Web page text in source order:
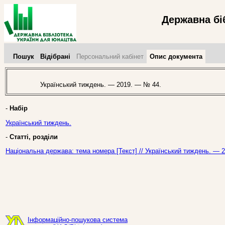
Державна
Пошук Відібрані Персональний кабінет Опис документа
Український тиждень. — 2019. — № 44.
- Набір
Український тиждень.
- Статті, розділи
Національна держава: тема номера [Текст] // Український
Інформаційно-пошукова система